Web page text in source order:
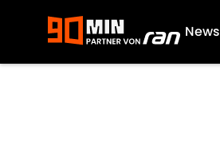
News